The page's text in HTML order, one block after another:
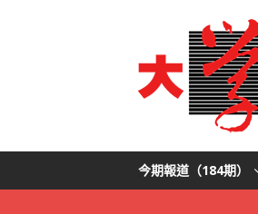
今期報道（184期）